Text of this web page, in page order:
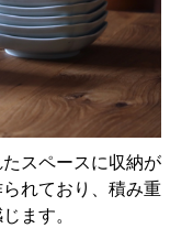
スペースに収納が
れており、積み重
ます。